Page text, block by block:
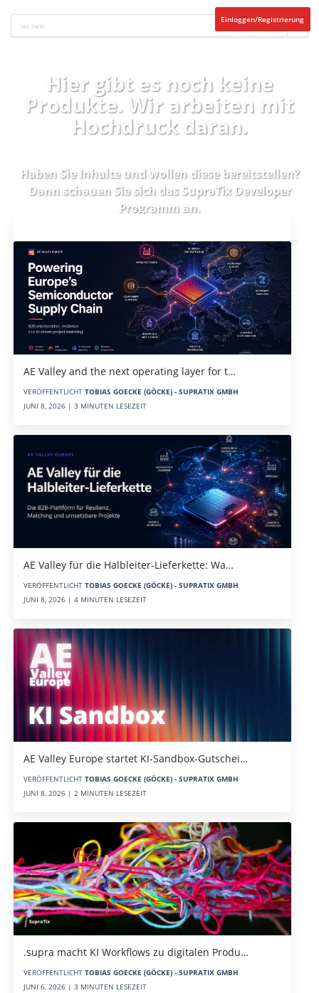
Einloggen/Registrierung
Hier gibt es noch keine
Produkte. Wir arbeiten mit
Hochdruck daran.
Haben Sie Inhalte und wollen diese bereitstellen?
Dann schauen Sie sich das SupraTix Developer
Programman.
AE Valley and the next operating layer for t…
VERÖFFENTLICHT TOBIAS GOECKE (GÖCKE) - SUPRATIX GMBH
JUNI 8, 2026 | 3 MINUTEN LESEZEIT
AE Valley für die Halbleiter-Lieferkette: Wa…
VERÖFFENTLICHT TOBIAS GOECKE (GÖCKE) - SUPRATIX GMBH
JUNI 8, 2026 | 4 MINUTEN LESEZEIT
AE Valley Europe startet KI-Sandbox-Gutschei…
VERÖFFENTLICHT TOBIAS GOECKE (GÖCKE) - SUPRATIX GMBH
JUNI 8, 2026 | 2 MINUTEN LESEZEIT
.supra macht KI Workflows zu digitalen Produ…
VERÖFFENTLICHT TOBIAS GOECKE (GÖCKE) - SUPRATIX GMBH
JUNI 6, 2026 | 3 MINUTEN LESEZEIT